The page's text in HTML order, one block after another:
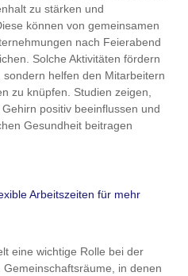
zu stärken und
können von gemeinsamen
nach Feierabend
Solche Aktivitäten fördern
helfen den Mitarbeitern
zu knüpfen. Studien zeigen,
positiv beeinflussen und
Gesundheit beitragen
Arbeitszeiten für mehr
eine wichtige Rolle bei der
in denen